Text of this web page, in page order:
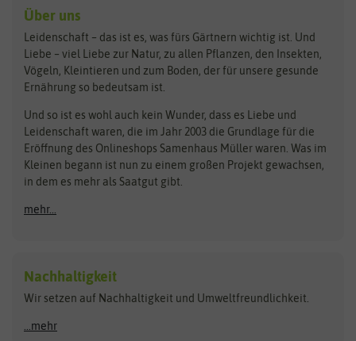
Kräutersamen
Obstsamen
Pilzbrut
Rasensamen
Steckzwiebeln
Zimmer & Kübelpflanzen
Kataloge
Schnäppchen
Anzucht & Gartenzubehör
Anzuchtschalen
Heizmatte & Heizkabel
Kokos-Quelltabletten
Zimmergewächshaus
Benary
Bingenheimer Saatgut
Bionana
BIOWOL
Blumicorn
Bûten Birds
Carl Pabst
Dürr-Samen
Feldsaaten Freudenberger
Fertil
Flora Elite
Florissa
Flortis
Hortitops
Über uns
Leidenschaft – das ist es, was fürs Gärtnern wichtig ist. Und
Liebe – viel Liebe zur Natur, zu allen Pflanzen, den Insekten,
Vögeln, Kleintieren und zum Boden, der für unsere gesunde
Ernährung so bedeutsam ist.
Und so ist es wohl auch kein Wunder, dass es Liebe und
Leidenschaft waren, die im Jahr 2003 die Grundlage für die
Eröffnung des Onlineshops Samenhaus Müller waren. Was im
Kleinen begann ist nun zu einem großen Projekt gewachsen,
in dem es mehr als Saatgut gibt.
mehr...
Nachhaltigkeit
Wir setzen auf Nachhaltigkeit und Umweltfreundlichkeit.
...mehr